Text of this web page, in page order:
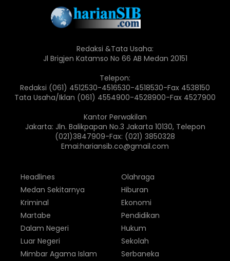
Redaksi &Tata Usaha:
Jl Brigjen Katamso No 66 AB Medan 20151
Telepon:
Redaksi (061) 4512530-4516530-4518530-Fax 4538150
Tata Usaha/Iklan (061) 4554900-4528900-Fax 4527900
Kantor Perwakilan
Jakarta: Jln. Balikpapan No.3 Jakarta 10130, Telepon
(021)3847909-Fax: (021) 3850328
Emai:hariansib.co@gmail.com
Headlines
Medan Sekitarnya
Kriminal
Martabe
Dalam Negeri
Luar Negeri
Olahraga
Hiburan
Ekonomi
Pendidikan
Hukum
Sekolah
Mimbar Agama Islam
Serbaneka